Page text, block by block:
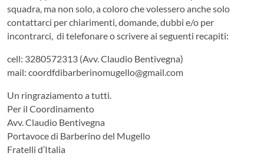
squadra, ma non solo, a coloro che volessero anche solo
contattarci per chiarimenti, domande, dubbi e/o per
incontrarci, di telefonare o scrivere ai seguenti recapiti:
cell: 3280572313 (Avv. Claudio Bentivegna)
mail: coordfdibarberinomugello@gmail.com
Un ringraziamento a tutti.
Per il Coordinamento
Avv. Claudio Bentivegna
Portavoce di Barberino del Mugello
Fratelli d’Italia